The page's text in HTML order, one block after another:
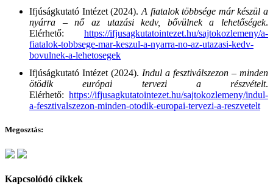
Ifjúságkutató Intézet (2024). A fiatalok többsége már készül a
nyárra – nő az utazási kedv, bővülnek a lehetőségek.
Elérhető: https://ifjusagkutatointezet.hu/sajtokozlemeny/a-
fiatalok-tobbsege-mar-keszul-a-nyarra-no-az-utazasi-kedv-
bovulnek-a-lehetosegek
Ifjúságkutató Intézet (2024). Indul a fesztiválszezon – minden
ötödik európai tervezi a részvételt.
Elérhető: https://ifjusagkutatointezet.hu/sajtokozlemeny/indul-
a-fesztivalszezon-minden-otodik-europai-tervezi-a-reszvetelt
Megosztás:
Kapcsolódó cikkek